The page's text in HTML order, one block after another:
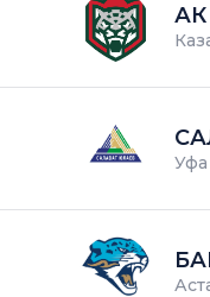
Уфа